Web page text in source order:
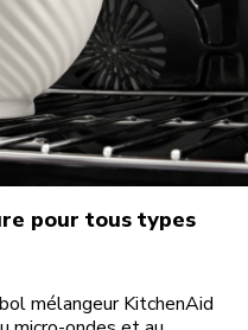
pour tous types
mélangeur KitchenAid